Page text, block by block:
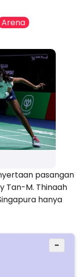
Arena
pasangan
Tan-M. Thinaah
hanya
−